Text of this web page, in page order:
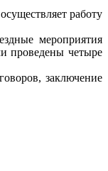
работу
мероприятия
проведены четыре
заключение